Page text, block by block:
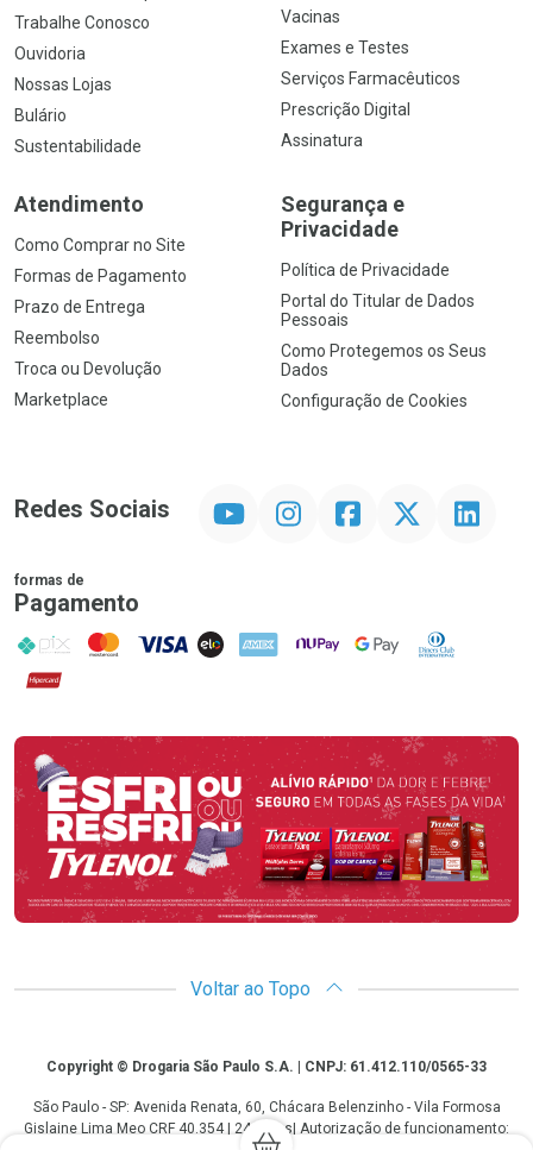
Trabalhe Conosco
Ouvidoria
Nossas Lojas
Bulário
Sustentabilidade
Vacinas
Exames e Testes
Serviços Farmacêuticos
Prescrição Digital
Assinatura
Atendimento
Como Comprar no Site
Formas de Pagamento
Prazo de Entrega
Reembolso
Troca ou Devolução
Marketplace
Segurança e
Privacidade
Política de Privacidade
Portal do Titular de Dados
Pessoais
Como Protegemos os Seus
Dados
Configuração de Cookies
Redes Sociais InstagramFacebook Linkedin
formas de
Pagamento
PIX MasterCard
VISA ELO AMEX NuPay Google PayDiners Club
Hipercard
Promoção em Destaque
Voltar ao Topo
CopyrightCopyright © Drogaria São Paulo S.A. | CNPJ: 61.412.110/0565-33
São Paulo - SP: Avenida Renata, 60, Chácara Belenzinho - Vila Formosa
Gislaine Lima Meo CRF 40.354 | 24 horas| Autorização de funcionamento: